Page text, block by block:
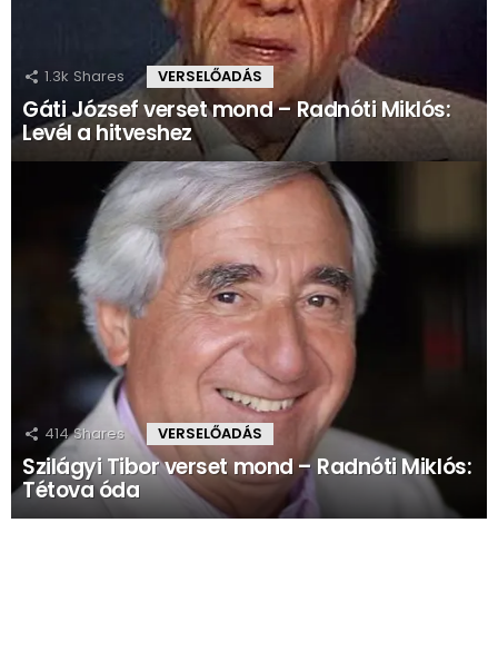
1.3k Shares VERSELŐADÁS
Gáti József verset mond – Radnóti Miklós:
Levél a hitveshez
414 Shares VERSELŐADÁS
Szilágyi Tibor verset mond – Radnóti Miklós:
Tétova óda